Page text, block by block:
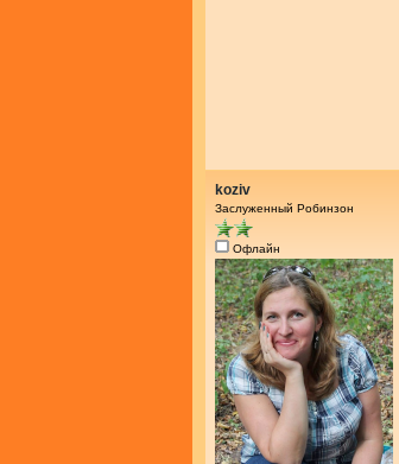
koziv
Заслуженный Робинзон
Офлайн